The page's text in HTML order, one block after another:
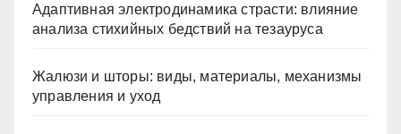
Адаптивная электродинамика страсти: влияние
анализа стихийных бедствий на тезауруса
Жалюзи и шторы: виды, материалы, механизмы
управления и уход